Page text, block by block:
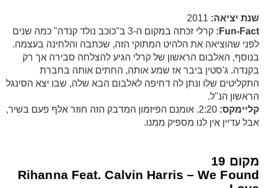
שנת יציאה:
Fun-Fact:
קרלי זכתה במקום ה-3 ב"כוכב נולד קנדה" כמה שנים
לפני שהוציאה את הלהיט המתוקי הזה, שכתבה והלחינה בעצמה.
בנוסף, האלבום הראשון של קרלי הגיע להצלחה סבירה אך רק
בקנדה. ג'סטין ביבר אז שמע אותה, החתים אותה בחברת
התקליטים שלו ונתן לה דחיפה לאלבום הבא שלה, שבו יצא הסינגל
הראשון הנ"ל.
קליימקס:
2:20. אומנם הפיזמון המדבק הזה חוזר אלף פעם בשיר,
אבל עדיין אין לנו מספיק ממנו.
מקום 19
Rihanna Feat. Calvin Harris – We Found